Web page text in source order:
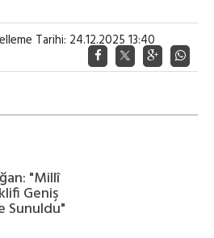
Tarihi: 24.12.2025 13:40
"Millî
Geniş
Sunuldu"